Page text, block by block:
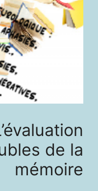
de la
mémoire